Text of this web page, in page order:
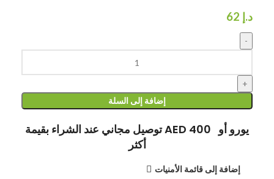
د.إ
إضافة إلى السلة
توصيل مجاني عند الشراء بقيمة AED 400 يورو أو
أكثر
إضافة إلى قائمة الأمنيات